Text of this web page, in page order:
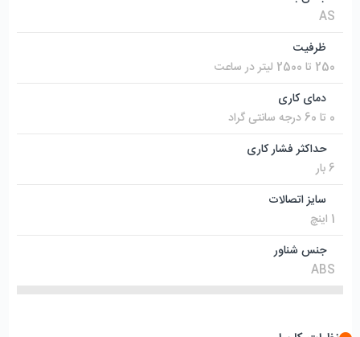
AS
ظرفیت
250 تا 2500 لیتر در ساعت
دمای کاری
0 تا 60 درجه سانتی گراد
حداکثر فشار کاری
6 بار
سایز اتصالات
1 اینچ
جنس شناور
ABS